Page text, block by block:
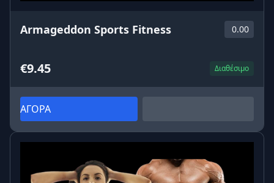
Armageddon Sports Fitness 0.00
€9.45 Διαθέσιμο
ΑΓΟΡΑ